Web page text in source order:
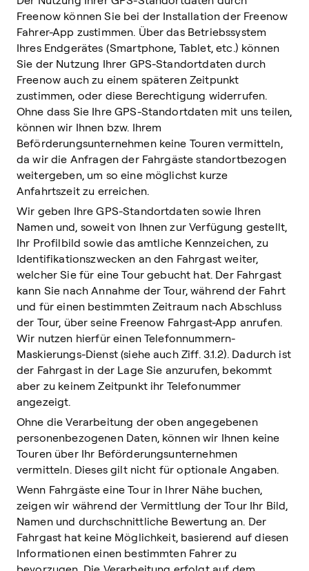
Freenow können Sie bei der Installation der Freenow
Fahrer-App zustimmen. Über das Betriebssystem
Ihres Endgerätes (Smartphone, Tablet, etc.) können
Sie der Nutzung Ihrer GPS-Standortdaten durch
Freenow auch zu einem späteren Zeitpunkt
zustimmen, oder diese Berechtigung widerrufen.
Ohne dass Sie Ihre GPS-Standortdaten mit uns teilen,
können wir Ihnen bzw. Ihrem
Beförderungsunternehmen keine Touren vermitteln,
da wir die Anfragen der Fahrgäste standortbezogen
weitergeben, um so eine möglichst kurze
Anfahrtszeit zu erreichen.
Wir geben Ihre GPS-Standortdaten sowie Ihren
Namen und, soweit von Ihnen zur Verfügung gestellt,
Ihr Profilbild sowie das amtliche Kennzeichen, zu
Identifikationszwecken an den Fahrgast weiter,
welcher Sie für eine Tour gebucht hat. Der Fahrgast
kann Sie nach Annahme der Tour, während der Fahrt
und für einen bestimmten Zeitraum nach Abschluss
der Tour, über seine Freenow Fahrgast-App anrufen.
Wir nutzen hierfür einen Telefonnummern-
Maskierungs-Dienst (siehe auch Ziff. 3.1.2). Dadurch ist
der Fahrgast in der Lage Sie anzurufen, bekommt
aber zu keinem Zeitpunkt ihr Telefonummer
angezeigt.
Ohne die Verarbeitung der oben angegebenen
personenbezogenen Daten, können wir Ihnen keine
Touren über Ihr Beförderungsunternehmen
vermitteln. Dieses gilt nicht für optionale Angaben.
Wenn Fahrgäste eine Tour in Ihrer Nähe buchen,
zeigen wir während der Vermittlung der Tour Ihr Bild,
Namen und durchschnittliche Bewertung an. Der
Fahrgast hat keine Möglichkeit, basierend auf diesen
Informationen einen bestimmten Fahrer zu